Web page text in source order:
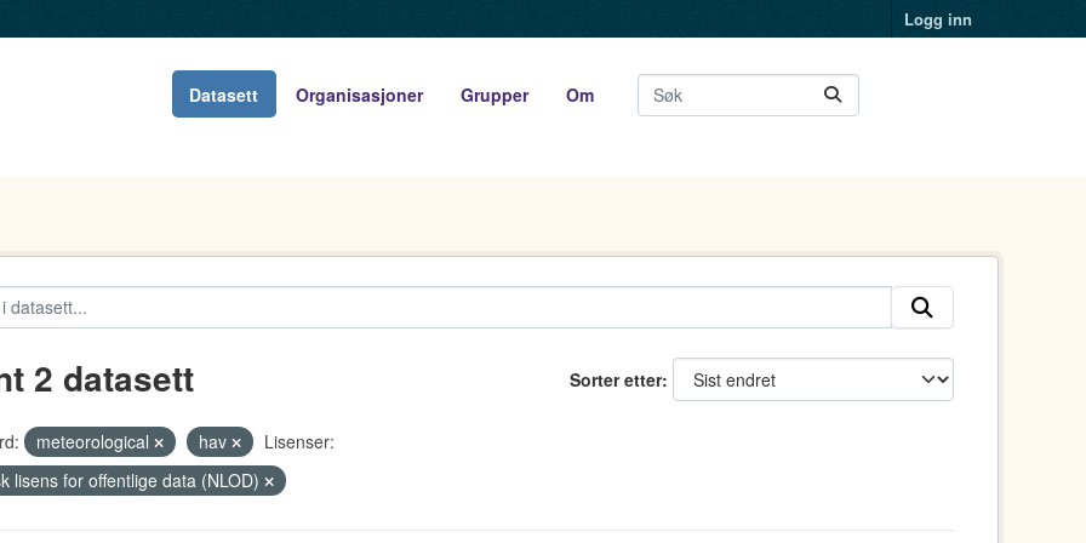
Logg inn
Datasett Organisasjoner Grupper Om
Sorter etter
2 datasett
meteorological hav
Lisenser:
lisens for offentlige data (NLOD)